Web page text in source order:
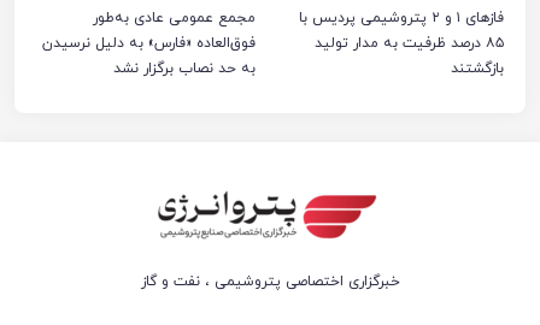
فازهای ۱ و ۲ پتروشیمی پردیس با
۸۵ درصد ظرفیت به مدار تولید
بازگشتند
مجمع عمومی عادی به‌طور
فوق‌العاده «فارس» به دلیل نرسیدن
به حد نصاب برگزار نشد
خبرگزاری اختصاصی پتروشیمی ، نفت و گاز